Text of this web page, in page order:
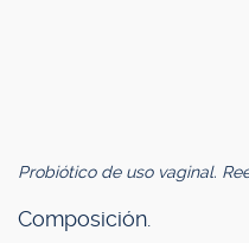
Probiótico de uso vaginal.
Composición.